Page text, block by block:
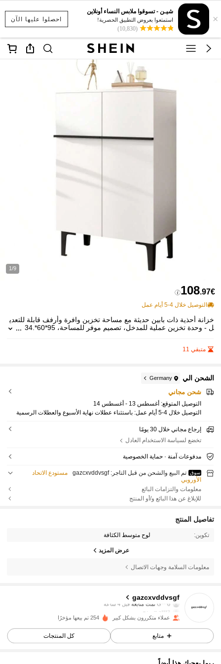
احصلوا عليها الآن ×
شيـن - تسوقوا ملابس النساء أونلاين
استمتعوا بعروض التطبيق الحصرية!
(10,830)
1/9
108.97€
التوصيل خلال 4-5 أيام عمل
خزانة أحذية ذات بابين حديثة مع مساحة تخزين وافرة وأرفف قابلة للتعدي
ل - وحدة تخزين عملية للمدخل، تصميم موفر للمساحة، 95*60*34.
متبقي 11
الشحن الي Germany
شحن مجاني
التوصيل المتوقع: أغسطس 13 - أغسطس 14
التوصيل خلال 4-5 أيام عمل: باستثناء عطلات نهاية الأسبوع والعطلات الرسمية
إرجاع مجاني خلال 30 يومًا
تخضع لسياسة الاستخدام العادل
مدفوعات آمنة · حماية الخصوصية
سوق تم البيع والشحن من قبل التاجر: gazcxvddvsgf
مستودع الاتحاد
الأوروبي
معلومات والتزامات البائع
للإبلاغ عن هذا البائع و/أو المنتج
تفاصيل المنتج
تكوين: لوح متوسط الكثافة
عرض المزيد
معلومات السلامة وجهات الاتصال
gazcxvddvsgf
G***oتمت متابعة قبل 4 ساعة
a***3تتصفح
4.61
677 متابعون
عملاء متكررون بشكل كبير 254 تم بيعها مؤخرًا
متابع كل المنتجات